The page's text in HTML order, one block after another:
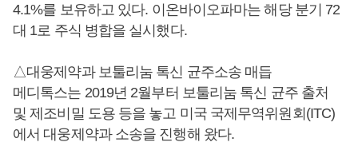
4.1%를 보유하고 있다. 이온바이오파마는 해당 분기 72
대 1로 주식 병합을 실시했다.
△대웅제약과 보툴리눔 톡신 균주소송 매듭
메디톡스는 2019년 2월부터 보툴리눔 톡신 균주 출처
및 제조비밀 도용 등을 놓고 미국 국제무역위원회(ITC)
에서 대웅제약과 소송을 진행해 왔다.